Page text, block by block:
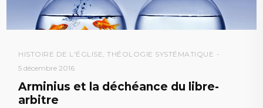
HISTOIRE DE L'ÉGLISE,THÉOLOGIE SYSTÉMATIQUE
5 décembre 2016
Arminius et la déchéance du libre-
arbitre